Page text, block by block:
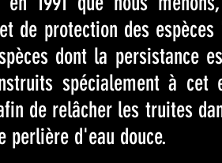
de protection des
dont la persistance
spécialement à cet
de relâcher les truites
perlière d'eau douce.